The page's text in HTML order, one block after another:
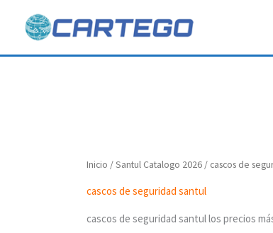
contenido
Inicio /Santul Catalogo 2026 / cascos de
cascos de seguridad santul
cascos de seguridad santul los precios